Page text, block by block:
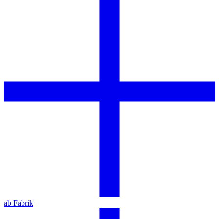
ab Fabrik